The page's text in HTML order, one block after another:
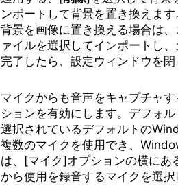
ンポートして背景を置き換えます
背景を画像に置き換える場合は
ァイルを選択してインポートし
完了したら、設定ウィンドウを閉
マイクからも音声をキャプチャ
ションを有効にします。デフォ
選択されているデフォルトの
複数のマイクを使用でき、
は、[マイク]オプションの横にあ
から使用を録音するマイクを選択